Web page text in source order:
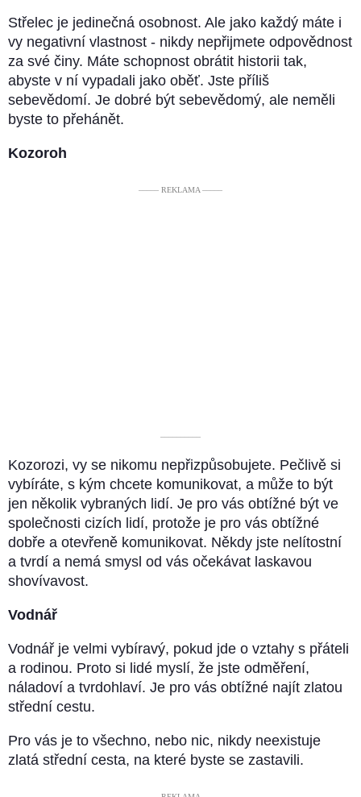
Střelec je jedinečná osobnost. Ale jako každý máte i
vy negativní vlastnost - nikdy nepřijmete odpovědnost
za své činy. Máte schopnost obrátit historii tak,
abyste v ní vypadali jako oběť. Jste příliš
sebevědomí. Je dobré být sebevědomý, ale neměli
byste to přehánět.
Kozoroh
––––– REKLAMA –––––
––––––––––
Kozorozi, vy se nikomu nepřizpůsobujete. Pečlivě si
vybíráte, s kým chcete komunikovat, a může to být
jen několik vybraných lidí. Je pro vás obtížné být ve
společnosti cizích lidí, protože je pro vás obtížné
dobře a otevřeně komunikovat. Někdy jste nelítostní
a tvrdí a nemá smysl od vás očekávat laskavou
shovívavost.
Vodnář
Vodnář je velmi vybíravý, pokud jde o vztahy s přáteli
a rodinou. Proto si lidé myslí, že jste odměření,
náladoví a tvrdohlaví. Je pro vás obtížné najít zlatou
střední cestu.
Pro vás je to všechno, nebo nic, nikdy neexistuje
zlatá střední cesta, na které byste se zastavili.